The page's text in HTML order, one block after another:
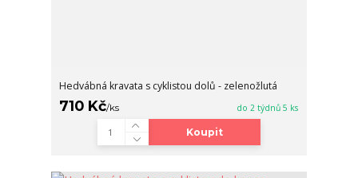
Hedvábná kravata s cyklistou dolů - zelenožlutá
710 Kč/ks do 2 týdnů 5 ks
Koupit